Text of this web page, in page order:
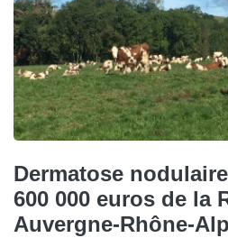
Dermatose
600 000 euros de la
Auvergne-Rhône-